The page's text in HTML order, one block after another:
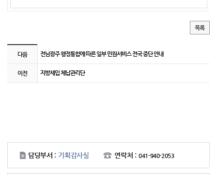
목록
게시판 이전 및 다음 링크
다음 전남광주 행정통합에 따른 일부 민원서비스 전국 중단 안내
이전 지방세입 체납관리단
담당부서 : 기획감사실 연락처 : 041-940-2053